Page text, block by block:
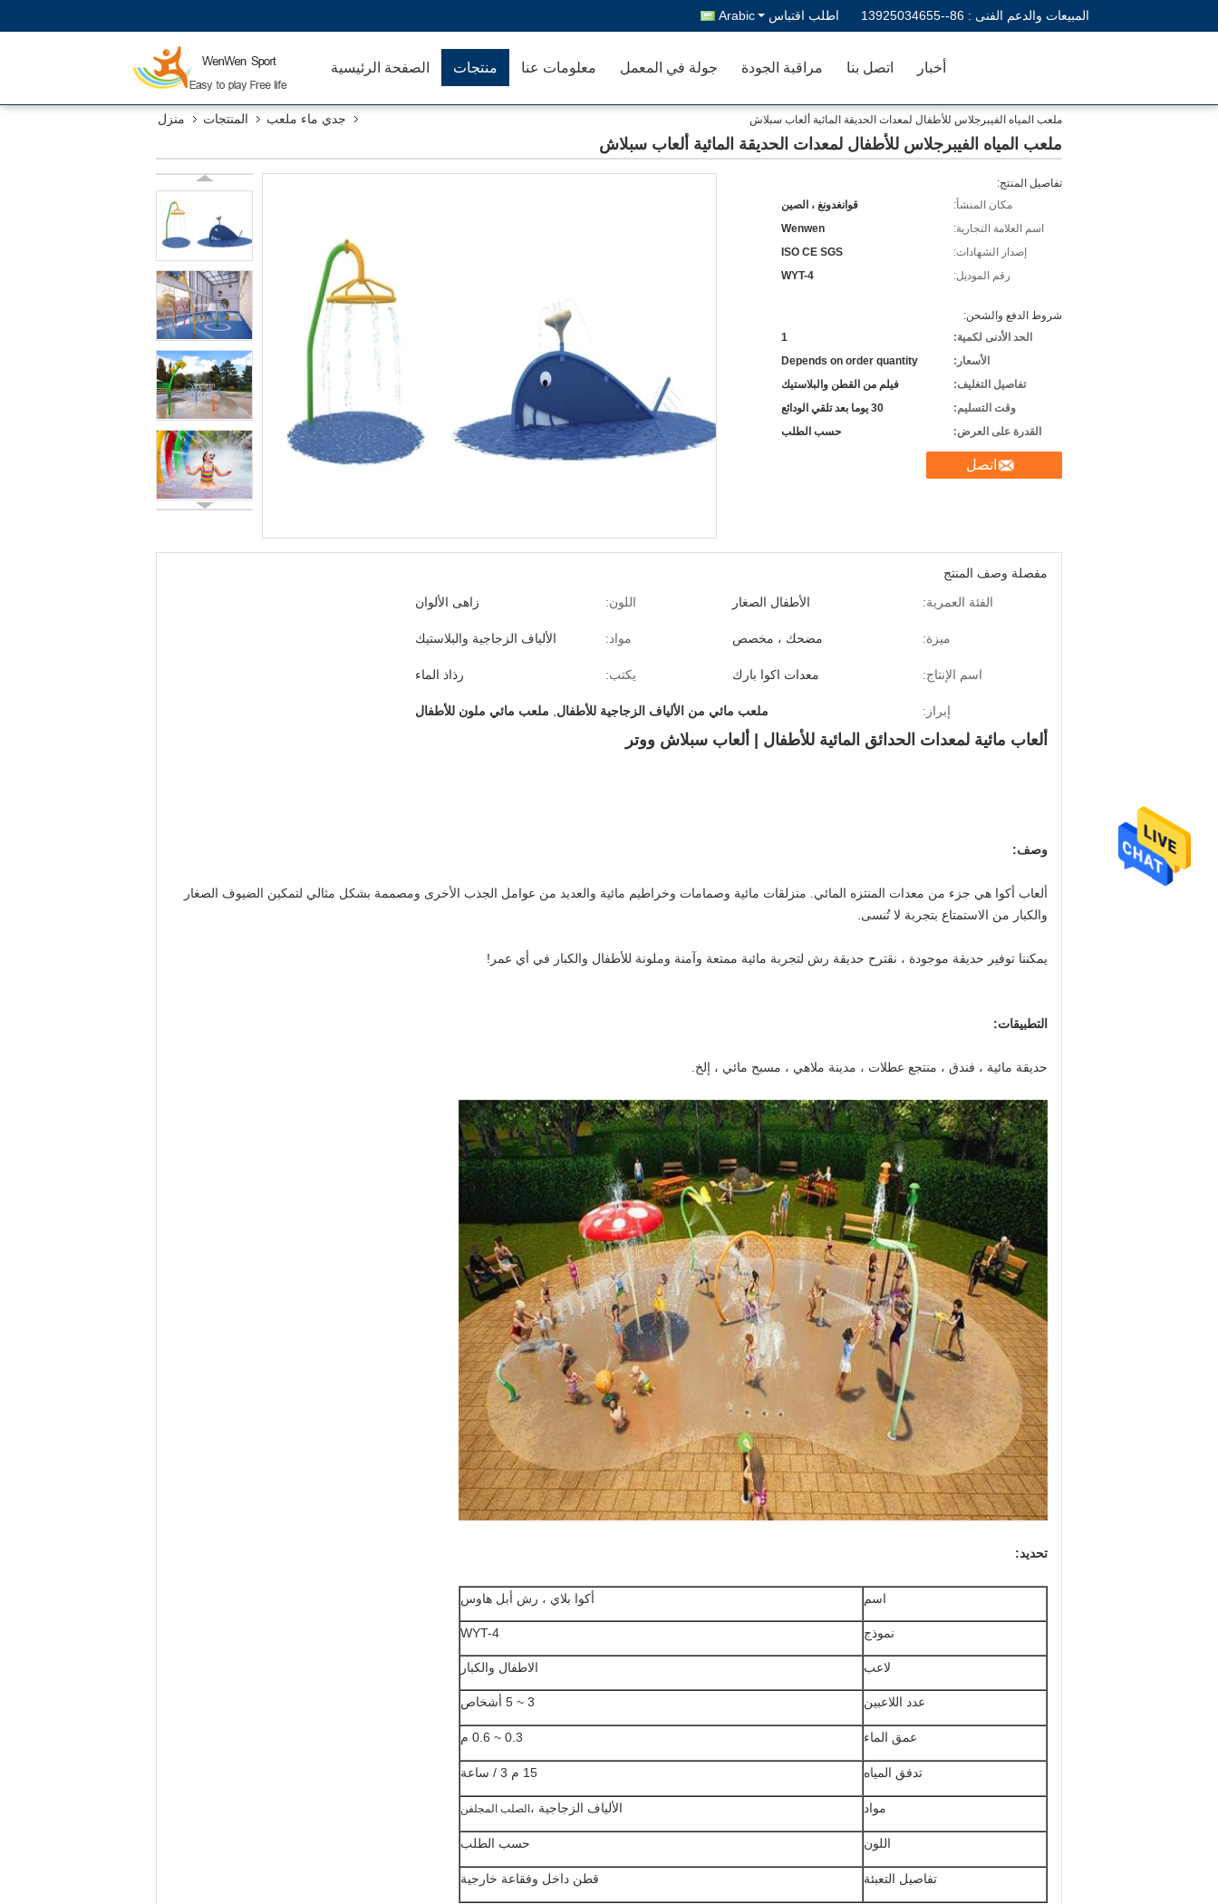
المبيعات والدعم الفنى : 86--13925034655 اطلب اقتباس Arabic
الصفحة الرئيسية منتجات معلومات عنا جولة في المعمل مراقبة الجودة اتصل بنا أخبار
منزل المنتجات جدي ماء ملعب ملعب المياه الفيبرجلاس للأطفال لمعدات الحديقة المائية ألعاب سبلاش
ملعب المياه الفيبرجلاس للأطفال لمعدات الحديقة المائية ألعاب سبلاش
تفاصيل المنتج:
مكان المنشأ:
قوانغدونغ ، الصين
اسم العلامة التجارية:
Wenwen
إصدار الشهادات:
ISO CE SGS
رقم الموديل:
WYT-4
شروط الدفع والشحن:
الحد الأدنى لكمية:
1
الأسعار:
Depends on order quantity
تفاصيل التغليف:
فيلم من القطن والبلاستيك
وقت التسليم:
30 يوما بعد تلقي الودائع
القدرة على العرض:
حسب الطلب
اتصل
مفصلة وصف المنتج
الفئة العمرية:
الأطفال الصغار اللون: زاهى الألوان
ميزة: مضحك ، مخصص مواد: الألياف الزجاجية والبلاستيك
اسم الإنتاج: معدات اكوا بارك يكتب: رذاذ الماء
إبراز: ملعب مائي من الألياف الزجاجية للأطفال ملعب مائي ملون للأطفال
ألعاب مائية لمعدات الحدائق المائية للأطفال | ألعاب سبلاش ووتر
وصف:
ألعاب أكوا هي جزء من معدات المنتزه المائي. منزلقات مائية وصمامات وخراطيم مائية والعديد من عوامل الجذب الأخرى ومصممة بشكل مثالي لتمكين الضيوف الصغار
والكبار من الاستمتاع بتجربة لا تُنسى.
يمكننا توفير حديقة موجودة ، نقترح حديقة رش لتجربة مائية ممتعة وآمنة وملونة للأطفال والكبار في أي عمر!
التطبيقات:
حديقة مائية ، فندق ، منتجع عطلات ، مدينة ملاهي ، مسبح مائي ، إلخ.
تحديد:
اسم أكوا بلاي ، رش أبل هاوس
نموذج WYT-4
لاعب الاطفال والكبار
عدد اللاعبين 3 ~ 5 أشخاص
عمق الماء 0.3 ~ 0.6 م
تدفق المياه 15 م 3 / ساعة
مواد الألياف الزجاجية ،الصلب المجلفن
اللون حسب الطلب
تفاصيل التعبئة قطن داخل وفقاعة خارجية